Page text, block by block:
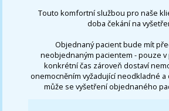
Touto komfortní službou pro naše
doba čekání na
Objednaný pacient bude mít
neobjednaným pacientem - pouze v
konkrétní čas zároveň dostaví
onemocněním vyžadující neodkladné
může se vyšetření objednaného